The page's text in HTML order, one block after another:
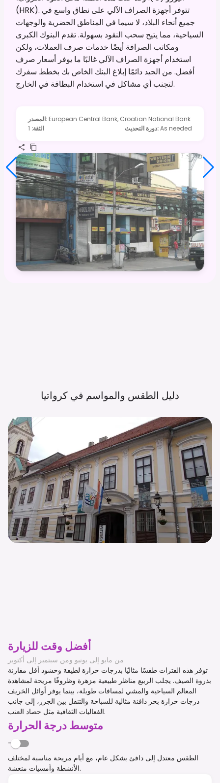
(HRK). تتوفر أجهزة الصراف الآلي على نطاق واسع في
جميع أنحاء البلاد، لا سيما في المناطق الحضرية والوجهات
السياحية، مما يتيح سحب النقود بسهولة. تقدم البنوك الكبرى
ومكاتب الصرافة أيضًا خدمات صرف العملات، ولكن
استخدام أجهزة الصراف الآلي غالبًا ما يوفر أسعار صرف
أفضل. من الجيد دائمًا إبلاغ البنك الخاص بك بخطط سفرك
لتجنب أي مشاكل في استخدام البطاقة في الخارج.
المصدر: European Central Bank, Croatian National Bank
الثقة:
1 دورة التحديث:As needed
دليل الطقس والمواسم في كرواتيا
أفضل وقت للزيارة
من مايو إلى يونيو ومن سبتمبر إلى أكتوبر
توفر هذه الفترات طقسًا مثاليًا بدرجات حرارة لطيفة وحشود أقل مقارنة
بذروة الصيف. يجلب الربيع مناظر طبيعية مزهرة وظروفًا مريحة لمشاهدة
المعالم السياحية والمشي لمسافات طويلة، بينما يوفر أوائل الخريف
درجات حرارة بحر دافئة مثالية للسباحة والتنقل بين الجزر، إلى جانب
الفعاليات الثقافية مثل حصاد العنب.
متوسط درجة الحرارة
-
الطقس معتدل إلى دافئ بشكل عام، مع أيام مريحة مناسبة لمختلف
الأنشطة وأمسيات منعشة.